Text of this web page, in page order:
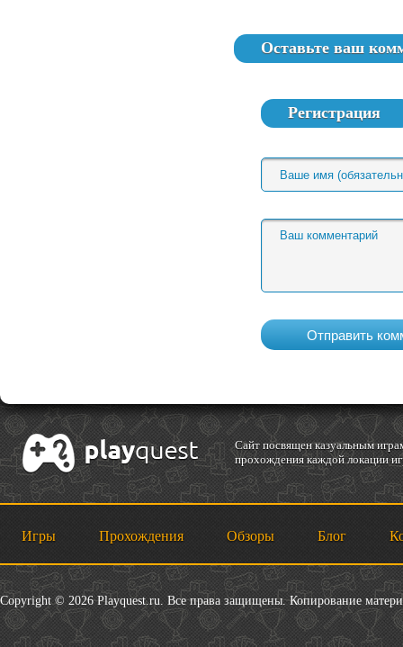
Оставьте ваш
Регистрация
Cайт посвящен казуальным
прохождения каждой локации
Игры Прохождения Обзоры Блог
Copyright © 2026 Playquest.ru. Все права защищены. Копирование